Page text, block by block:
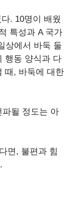
. 10명이 배웠
특성과 A 국가
상에서 바둑 둘
행동 양식과 다
때, 바둑에 대한
될 정도는 아
면, 불편과 힘